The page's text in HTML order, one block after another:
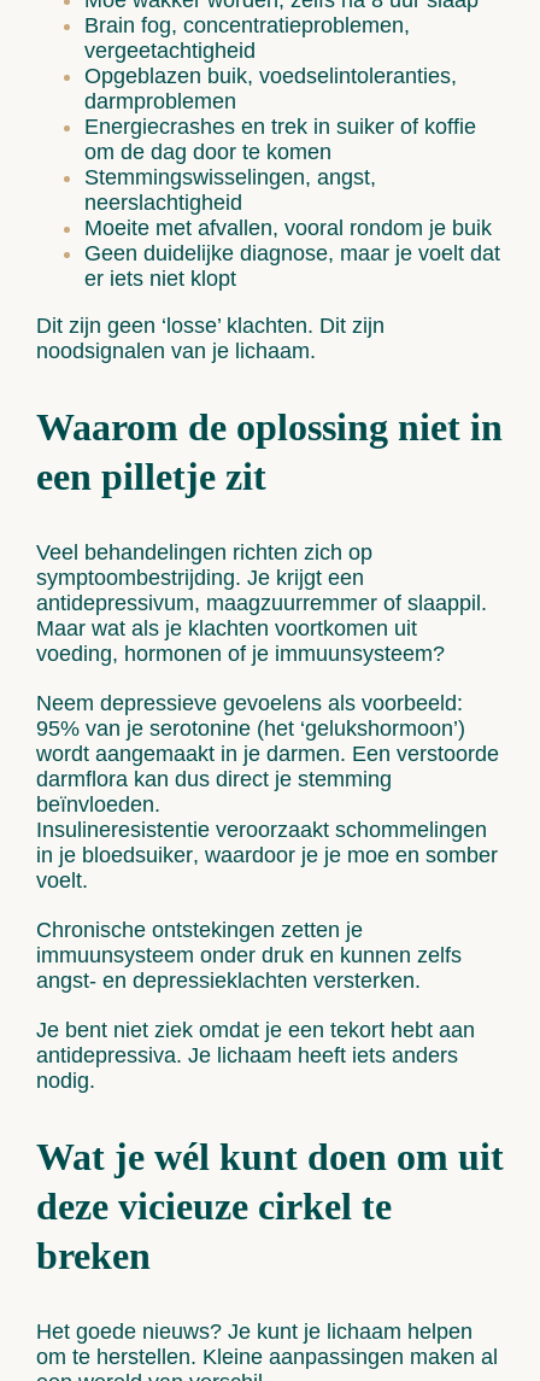
Brain fog, concentratieproblemen,
vergeetachtigheid
Opgeblazen buik, voedselintoleranties,
darmproblemen
Energiecrashes en trek in suiker of koffie
om de dag door te komen
Stemmingswisselingen, angst,
neerslachtigheid
Moeite met afvallen, vooral rondom je buik
Geen duidelijke diagnose, maar je voelt dat
er iets niet klopt
Dit zijn geen ‘losse’ klachten. Dit zijn
noodsignalen van je lichaam.
Waarom de oplossing niet in
een pilletje zit
Veel behandelingen richten zich op
symptoombestrijding. Je krijgt een
antidepressivum, maagzuurremmerof slaappil .
Maar wat als je klachten voortkomen uit
voeding, hormonen of je immuunsysteem?
Neem depressieve gevoelens als voorbeeld:
95% van je serotonine(het ‘gelukshormoon’)
wordt aangemaakt in je darmen. Een verstoorde
darmflorakan dus direct je stemming
beïnvloeden.
Insulineresistentieveroorzaakt schommelingen
in je bloedsuiker, waardoor je je moe en somber
voelt.
Chronische ontstekingen zetten je
immuunsysteem onder druk en kunnen zelfs
angst- en depressieklachten versterken.
Je bent niet ziek omdat je een tekort hebt aan
antidepressiva. Je lichaam heeft iets anders
nodig.
Wat je wél kunt doen om uit
deze vicieuze cirkel te
breken
Het goede nieuws? Je kunt je lichaam helpen
om te herstellen. Kleine aanpassingen maken al